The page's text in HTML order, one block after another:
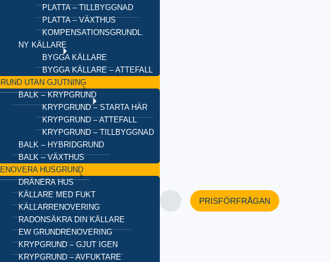
PLATTA – TILLBYGGNAD
PLATTA – VÄXTHUS
KOMPENSATIONSGRUNDL.
NY KÄLLARE
BYGGA KÄLLARE
BYGGA KÄLLARE – ATTEFALL
UTAN GJUTNING
BALK – KRYPGRUND
KRYPGRUND – STARTA HÄR
KRYPGRUND – ATTEFALL
KRYPGRUND – TILLBYGGNAD
BALK – HYBRIDGRUND
BALK – VÄXTHUS
HUSGRUND
DRÄNERA HUS
KÄLLARE MED FUKT
KÄLLARRENOVERING
RADONSÄKRA DIN KÄLLARE
EW GRUNDRENOVERING
KRYPGRUND – GJUT IGEN
KRYPGRUND – AVFUKTARE
PRISFÖRFRÅGAN